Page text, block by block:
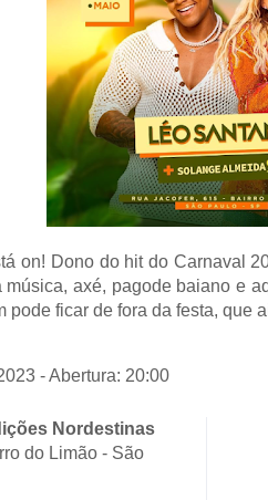
on! Dono do hit do Carnaval
música, axé, pagode baiano e
pode ficar de fora da festa, que
- Abertura: 20:00
Nordestinas
do Limão - São